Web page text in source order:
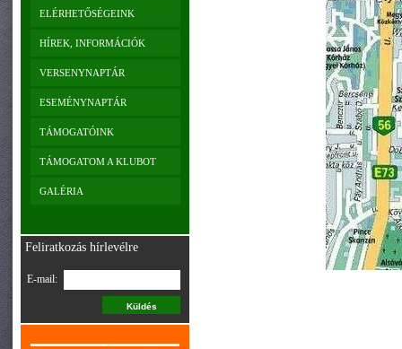
ELÉRHETŐSÉGEINK
HÍREK, INFORMÁCIÓK
VERSENYNAPTÁR
ESEMÉNYNAPTÁR
TÁMOGATÓINK
TÁMOGATOM A KLUBOT
GALÉRIA
Feliratkozás hírlevélre
E-mail: